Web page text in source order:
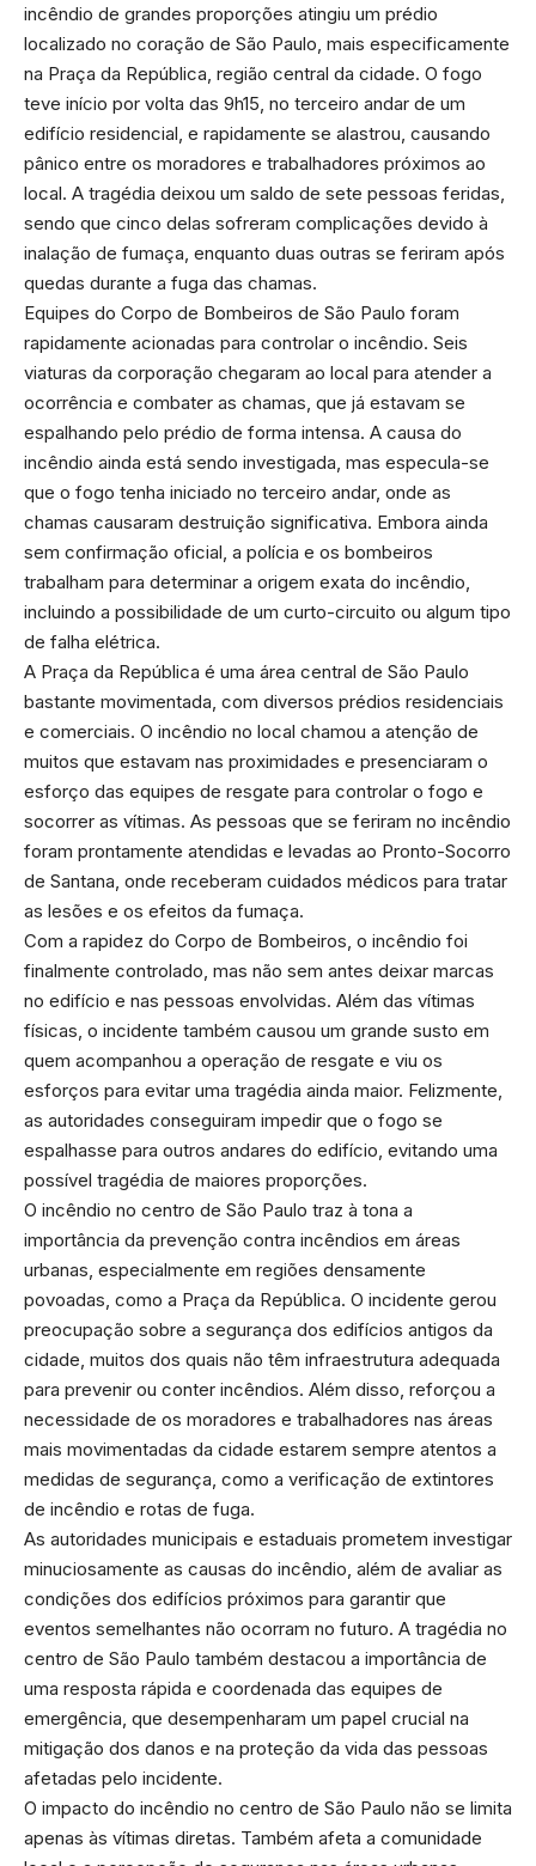
incêndio de grandes proporções atingiu um prédio
localizado no coração de São Paulo, mais especificamente
na Praça da República, região central da cidade. O fogo
teve início por volta das 9h15, no terceiro andar de um
edifício residencial, e rapidamente se alastrou, causando
pânico entre os moradores e trabalhadores próximos ao
local. A tragédia deixou um saldo de sete pessoas feridas,
sendo que cinco delas sofreram complicações devido à
inalação de fumaça, enquanto duas outras se feriram após
quedas durante a fuga das chamas.
Equipes do Corpo de Bombeiros de São Paulo foram
rapidamente acionadas para controlar o incêndio. Seis
viaturas da corporação chegaram ao local para atender a
ocorrência e combater as chamas, que já estavam se
espalhando pelo prédio de forma intensa. A causa do
incêndio ainda está sendo investigada, mas especula-se
que o fogo tenha iniciado no terceiro andar, onde as
chamas causaram destruição significativa. Embora ainda
sem confirmação oficial, a polícia e os bombeiros
trabalham para determinar a origem exata do incêndio,
incluindo a possibilidade de um curto-circuito ou algum tipo
de falha elétrica.
A Praça da República é uma área central de São Paulo
bastante movimentada, com diversos prédios residenciais
e comerciais. O incêndio no local chamou a atenção de
muitos que estavam nas proximidades e presenciaram o
esforço das equipes de resgate para controlar o fogo e
socorrer as vítimas. As pessoas que se feriram no incêndio
foram prontamente atendidas e levadas ao Pronto-Socorro
de Santana, onde receberam cuidados médicos para tratar
as lesões e os efeitos da fumaça.
Com a rapidez do Corpo de Bombeiros, o incêndio foi
finalmente controlado, mas não sem antes deixar marcas
no edifício e nas pessoas envolvidas. Além das vítimas
físicas, o incidente também causou um grande susto em
quem acompanhou a operação de resgate e viu os
esforços para evitar uma tragédia ainda maior. Felizmente,
as autoridades conseguiram impedir que o fogo se
espalhasse para outros andares do edifício, evitando uma
possível tragédia de maiores proporções.
O incêndio no centro de São Paulo traz à tona a
importância da prevenção contra incêndios em áreas
urbanas, especialmente em regiões densamente
povoadas, como a Praça da República. O incidente gerou
preocupação sobre a segurança dos edifícios antigos da
cidade, muitos dos quais não têm infraestrutura adequada
para prevenir ou conter incêndios. Além disso, reforçou a
necessidade de os moradores e trabalhadores nas áreas
mais movimentadas da cidade estarem sempre atentos a
medidas de segurança, como a verificação de extintores
de incêndio e rotas de fuga.
As autoridades municipais e estaduais prometem investigar
minuciosamente as causas do incêndio, além de avaliar as
condições dos edifícios próximos para garantir que
eventos semelhantes não ocorram no futuro. A tragédia no
centro de São Paulo também destacou a importância de
uma resposta rápida e coordenada das equipes de
emergência, que desempenharam um papel crucial na
mitigação dos danos e na proteção da vida das pessoas
afetadas pelo incidente.
O impacto do incêndio no centro de São Paulo não se limita
apenas às vítimas diretas. Também afeta a comunidade